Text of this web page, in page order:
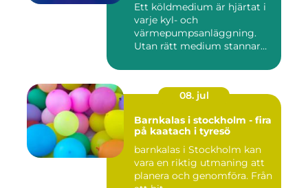
Ett köldmedium är hjärtat i
varje kyl- och
värmepumpsanläggning.
Utan rätt medium stannar
08. jul
Barnkalas i stockholm - fira
på kaatach i tyresö
barnkalas i Stockholm kan
vara en riktig utmaning att
planera och genomföra. Från